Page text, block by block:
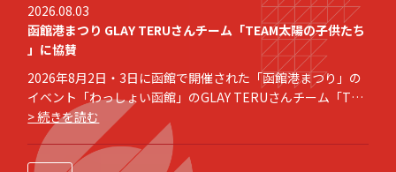
2026.08.03
函館港まつり GLAY TERUさんチーム「TEAM太陽の子供たち
」に協賛
2026年8月2日・3日に函館で開催された「函館港まつり」の
イベント「わっしょい函館」のGLAY TERUさんチーム「TEA
M太陽の子供たち」にDASH ジンギスカン札幌 大一がブロン
ズパートナーとして協賛しました。 函館港まつりオフィシャ
ルサイト TEAM太陽の子供たちオフィシャルサイト
> 続きを読む